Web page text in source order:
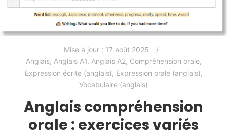
Mise à jour : 17 août 2025
Anglais, Anglais A1, Anglais A2, Compréhension orale,
Expression écrite (anglais), Expression orale (anglais),
Vocabulaire (anglais)
Anglais compréhension
orale : exercices variés